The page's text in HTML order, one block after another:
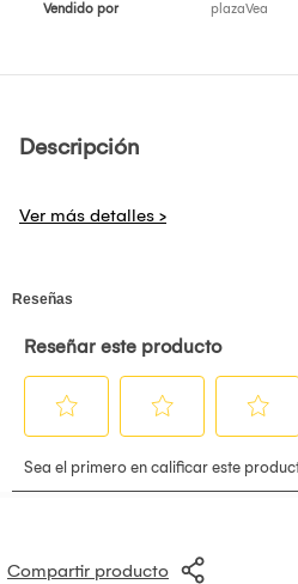
Vendido por plazaVea
Descripción
Compartir producto